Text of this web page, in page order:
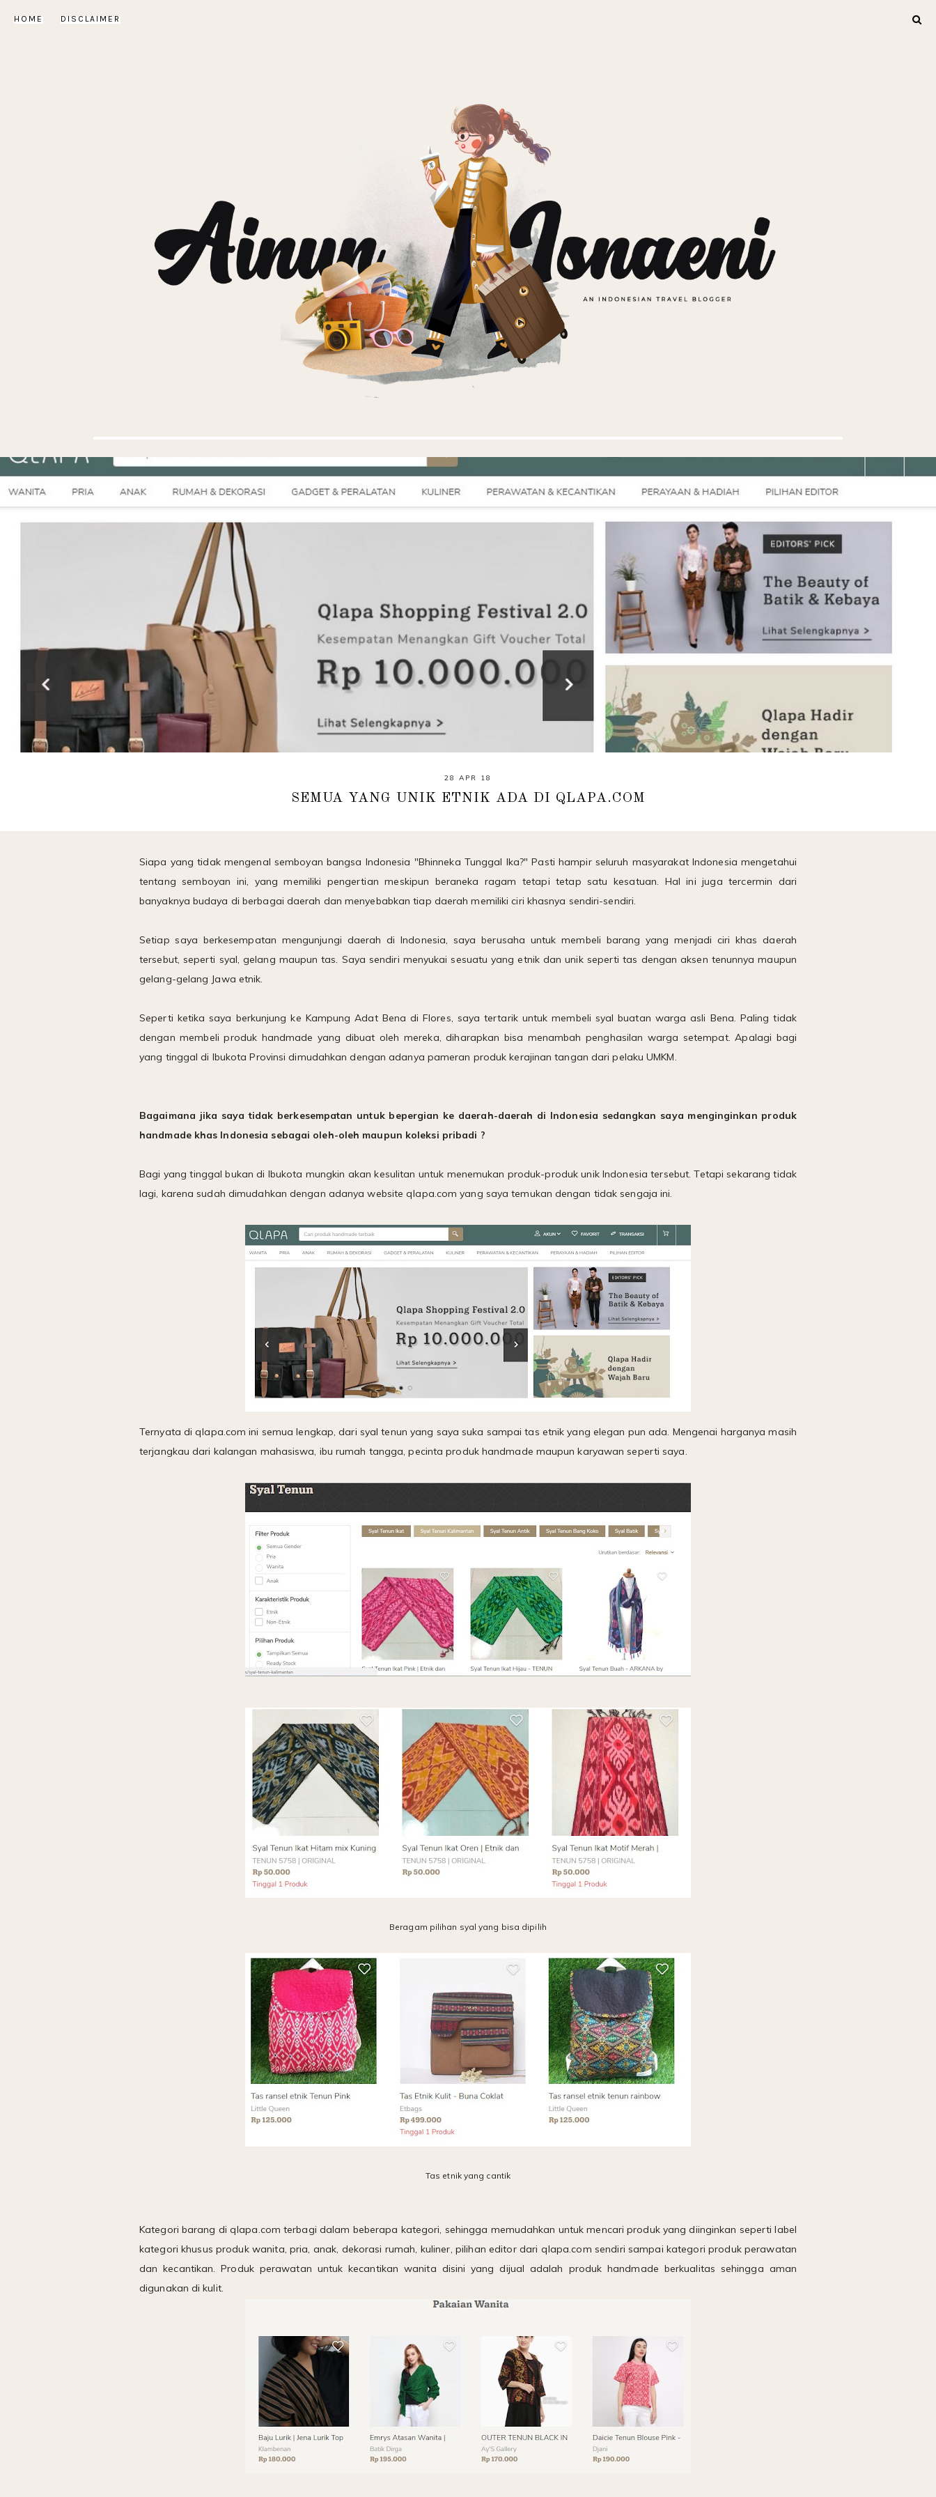
HOME DISCLAIMER
28 APR 18
SEMUA YANG UNIK ETNIK ADA DI QLAPA.COM
Siapa yang tidak mengenal semboyan bangsa Indonesia "Bhinneka Tunggal Ika?" Pasti hampir seluruh masyarakat Indonesia mengetahui
tentang semboyan ini, yang memiliki pengertian meskipun beraneka ragam tetapi tetap satu kesatuan. Hal ini juga tercermin dari
banyaknya budaya di berbagai daerah dan menyebabkan tiap daerah memiliki ciri khasnya sendiri-sendiri.
Setiap saya berkesempatan mengunjungi daerah di Indonesia, saya berusaha untuk membeli barang yang menjadi ciri khas daerah
tersebut, seperti syal, gelang maupun tas. Saya sendiri menyukai sesuatu yang etnik dan unik seperti tas dengan aksen tenunnya maupun
gelang-gelang Jawa etnik.
Seperti ketika saya berkunjung ke Kampung Adat Bena di Flores, saya tertarik untuk membeli syal buatan warga asli Bena. Paling tidak
dengan membeli produk handmade yang dibuat oleh mereka, diharapkan bisa menambah penghasilan warga setempat. Apalagi bagi
yang tinggal di Ibukota Provinsi dimudahkan dengan adanya pameran produk kerajinan tangan dari pelaku UMKM.
Bagaimana jika saya tidak berkesempatan untuk bepergian ke daerah-daerah di Indonesia sedangkan saya menginginkan produk
handmade khas Indonesia sebagai oleh-oleh maupun koleksi pribadi ?
Bagi yang tinggal bukan di Ibukota mungkin akan kesulitan untuk menemukan produk-produk unik Indonesia tersebut. Tetapi sekarang tidak
lagi, karena sudah dimudahkan dengan adanya website qlapa.com yang saya temukan dengan tidak sengaja ini.
Ternyata di qlapa.com ini semua lengkap, dari syal tenun yang saya suka sampai tas etnik yang elegan pun ada. Mengenai harganya masih
terjangkau dari kalangan mahasiswa, ibu rumah tangga, pecinta produk handmade maupun karyawan seperti saya.
Beragam pilihan syal yang bisa dipilih
Tas etnik yang cantik
Kategori barang di qlapa.com terbagi dalam beberapa kategori, sehingga memudahkan untuk mencari produk yang diinginkan seperti label
kategori khusus produk wanita, pria, anak, dekorasi rumah, kuliner, pilihan editor dari qlapa.com sendiri sampai kategori produk perawatan
dan kecantikan. Produk perawatan untuk kecantikan wanita disini yang dijual adalah produk handmade berkualitas sehingga aman
digunakan di kulit.